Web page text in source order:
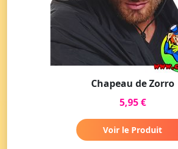
Chapeau de Zorro
5,95 €
Voir le Produit